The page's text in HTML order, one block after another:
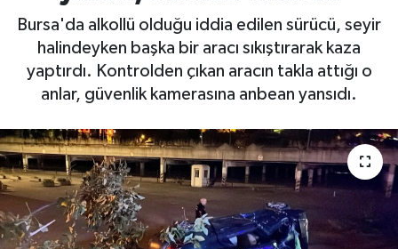
Bursa'da alkollü olduğu iddia edilen sürücü, seyir
halindeyken başka bir aracı sıkıştırarak kaza
yaptırdı. Kontrolden çıkan aracın takla attığı o
anlar, güvenlik kamerasına anbean yansıdı.
KÖŞE YAZILARI
SİYASET
YAŞAM
SPOR
Tüm Manşetler
Son Dakika Haberleri
Haber Arşivi